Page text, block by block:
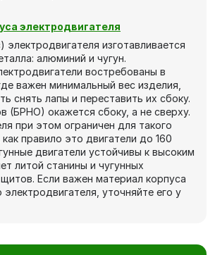
электродвигателя
электродвигателя изготавливается
алюминий и чугун.
востребованы в
важен минимальный вес изделия,
снять лапы и переставить их сбоку.
(БРНО) окажется сбоку, а не сверху.
при этом ограничен для такого
правило это двигатели до 160
двигатели устойчивы к высоким
литой станины и чугунных
Если важен материал корпуса
уточняйте его у